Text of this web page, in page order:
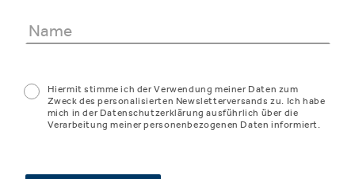
Hiermit stimme ich der Verwendung meiner Daten zum
Zweck des personalisierten Newsletterversands zu. Ich habe
mich in der Datenschutzerklärung ausführlich über die
Verarbeitung meiner personenbezogenen Daten informiert.